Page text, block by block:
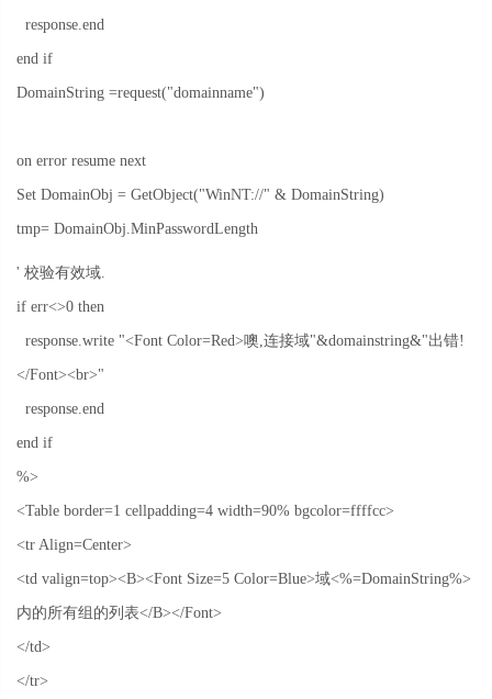
response.end
end if
DomainString =request("domainname")
on error resume next
Set DomainObj = GetObject("WinNT://" & DomainString)
tmp= DomainObj.MinPasswordLength
' 校验有效域
if err<>0 then
response.write "<Font Color=Red>噢 连接域"&domainstring&"出错!
</Font><br>"
response.end
end if
%>
<Table border=1 cellpadding=4 width=90% bgcolor=ffffcc>
<tr Align=Center>
<td valign=top><B><Font Size=5 Color=Blue>域<%=DomainString%>
内的所有组的列表</B></Font>
</td>
</tr>